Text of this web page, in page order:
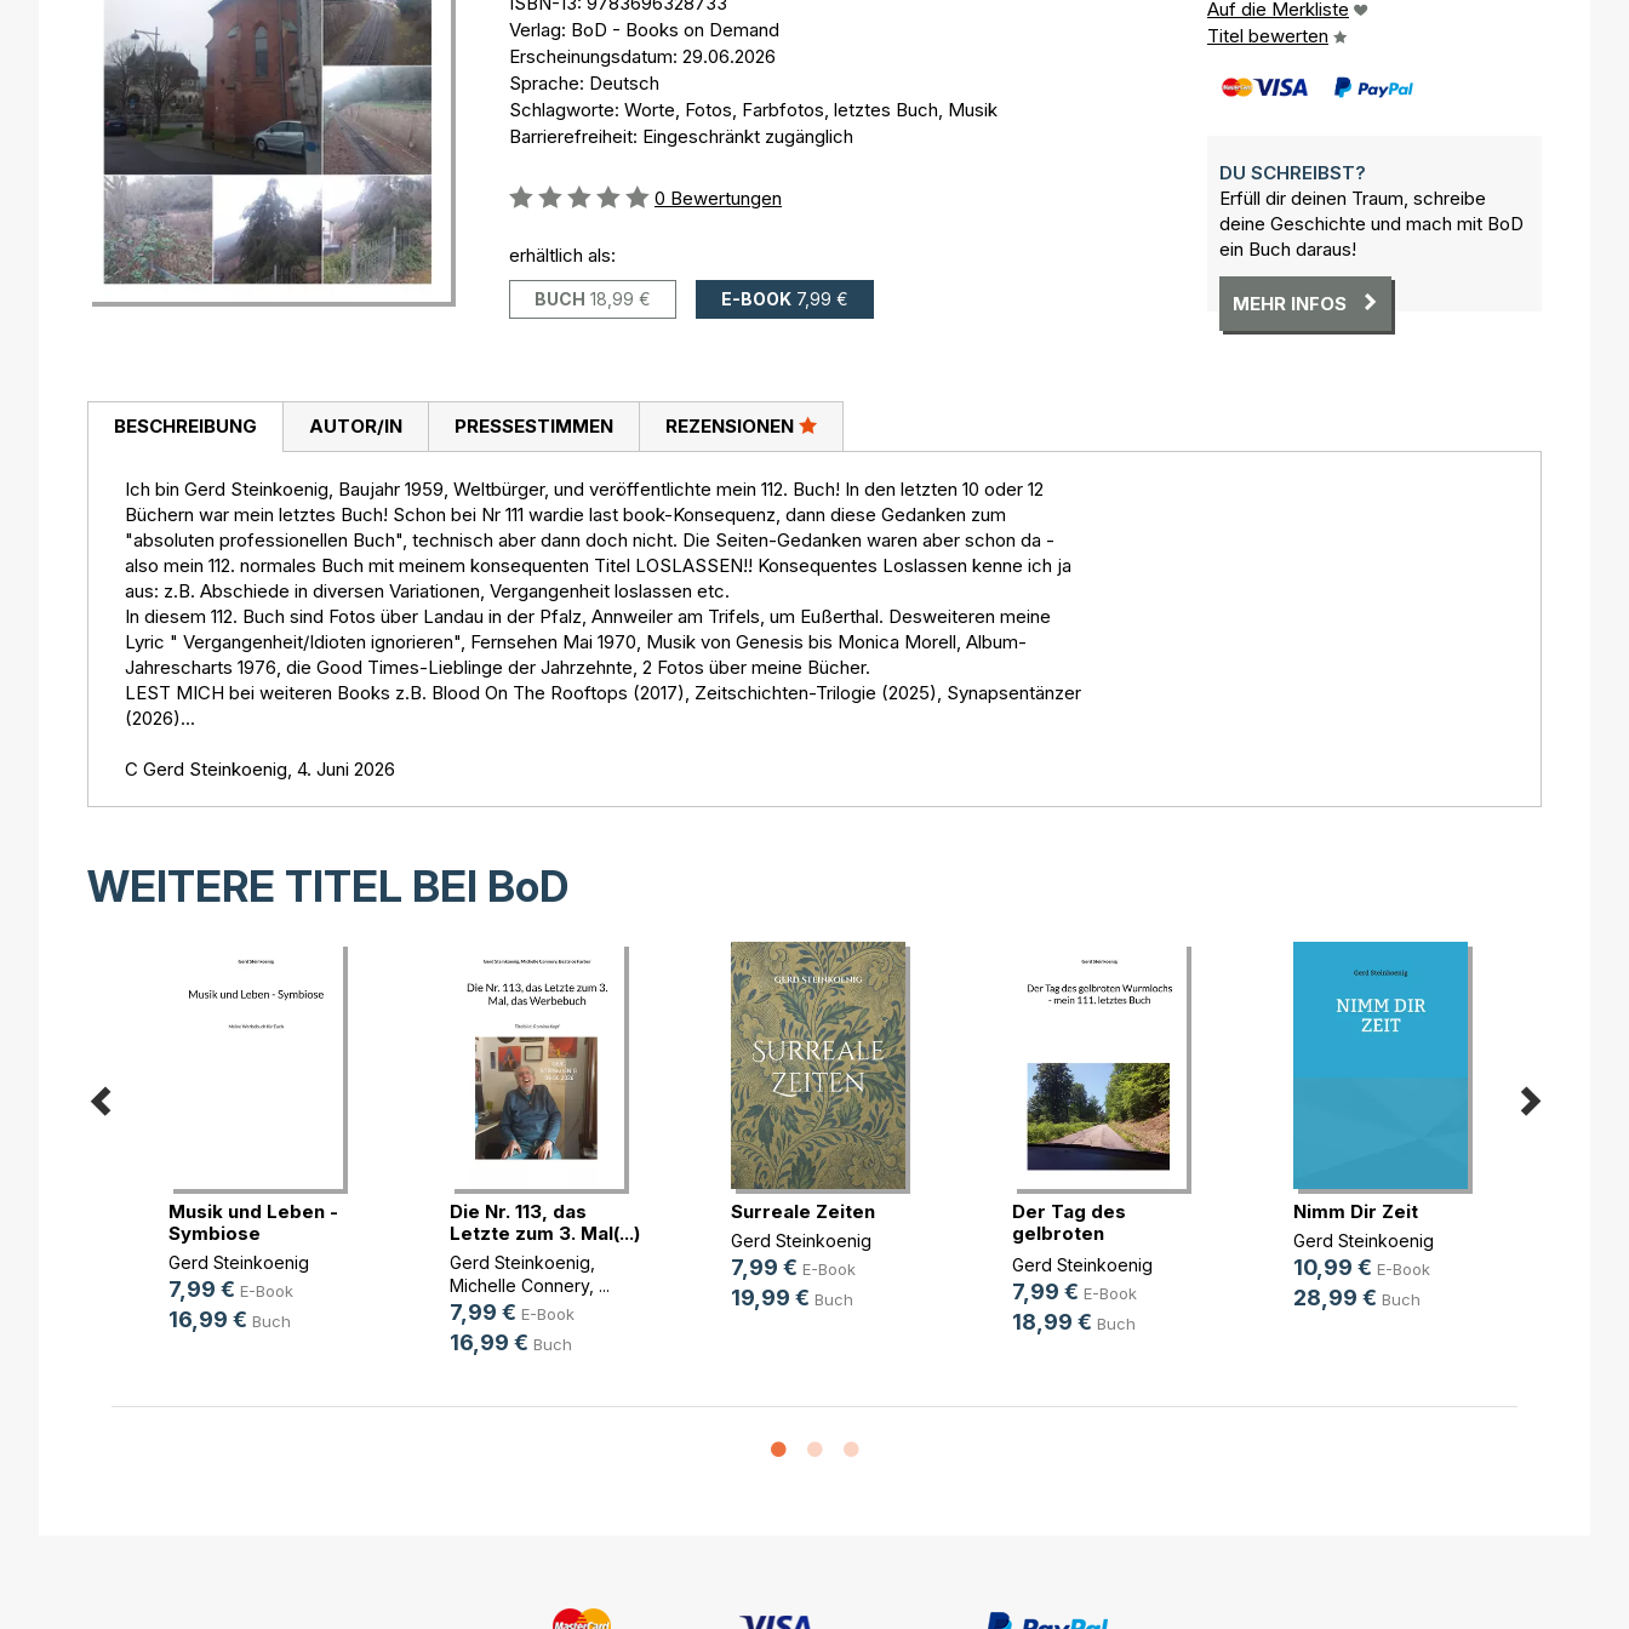
Verlag: BoD - Books on Demand
Erscheinungsdatum: 29.06.2026
Sprache: Deutsch
Schlagworte: Worte, Fotos, Farbfotos, letztes Buch, Musik
Barrierefreiheit: Eingeschränkt zugänglich
Bewertung::
0 Bewertungen
erhältlich als:
BUCH 18,99 € E-BOOK 7,99 €
Auf die Merkliste
Titel bewerten
DU SCHREIBST?
Erfüll dir deinen Traum, schreibe
deine Geschichte und mach mit BoD
ein Buch daraus!
MEHR INFOS
BESCHREIBUNG
Ich bin Gerd Steinkoenig, Baujahr 1959, Weltbürger, und veröffentlichte mein 112. Buch! In den letzten 10 oder 12
Büchern war mein letztes Buch! Schon bei Nr 111 wardie last book-Konsequenz, dann diese Gedanken zum
"absoluten professionellen Buch", technisch aber dann doch nicht. Die Seiten-Gedanken waren aber schon da -
also mein 112. normales Buch mit meinem konsequenten Titel LOSLASSEN!! Konsequentes Loslassen kenne ich ja
aus: z.B. Abschiede in diversen Variationen, Vergangenheit loslassen etc.
In diesem 112. Buch sind Fotos über Landau in der Pfalz, Annweiler am Trifels, um Eußerthal. Desweiteren meine
Lyric " Vergangenheit/Idioten ignorieren", Fernsehen Mai 1970, Musik von Genesis bis Monica Morell, Album-
Jahrescharts 1976, die Good Times-Lieblinge der Jahrzehnte, 2 Fotos über meine Bücher.
LEST MICH bei weiteren Books z.B. Blood On The Rooftops (2017), Zeitschichten-Trilogie (2025), Synapsentänzer
(2026)...
C Gerd Steinkoenig, 4. Juni 2026
AUTOR/IN PRESSESTIMMEN REZENSIONEN
WEITERE TITEL BEI BoD
Musik und Leben -
Symbiose
Gerd Steinkoenig
7,99 € E-Book
16,99 € Buch
Die Nr. 113, das
Letzte zum 3. Mal(...)
Gerd Steinkoenig
Michelle Connery, ...
7,99 € E-Book
16,99 € Buch
Surreale Zeiten
Gerd Steinkoenig
7,99 € E-Book
19,99 € Buch
Der Tag des
gelbroten
Wurmlochs - (...)
Gerd Steinkoenig
7,99 € E-Book
18,99 € Buch
Nimm Dir Zeit
Gerd Steinkoenig
10,99 € E-Book
28,99 € Buch